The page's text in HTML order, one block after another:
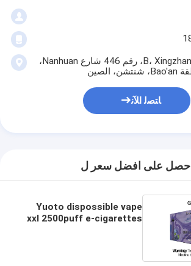
12F، الكتلة B، Xingzhan Plaza، رقم 446 شارع Nanhuan،
ﺎﺘﺼﻟ ﺍﻶﻧ
احصل على افضل سعر ل
Yuoto dispossible vape
xxl 2500puff e-cigarettes